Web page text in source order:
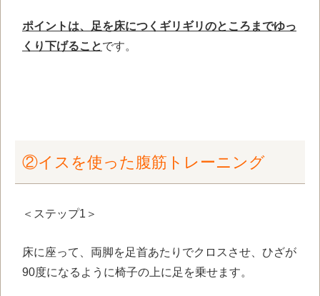
ポイントは、足を床につくギリギリのところまでゆっ
くり下げることです。
②イスを使った腹筋トレーニング
＜ステップ1＞
床に座って、両脚を足首あたりでクロスさせ、ひざが
90度になるように椅子の上に足を乗せます。